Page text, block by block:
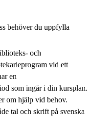
behöver du uppfylla
och
vid ett
en
som ingår i din kursplan.
om hjälp vid behov.
tal och skrift på svenska